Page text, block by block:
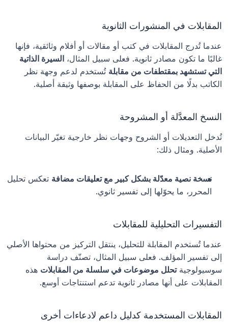
المقابلات في المنشورات الثانوية
غالبًا ما تكون مصادر ثانوية. فعلى سبيل المثال،
التي تستشهد بمقتطفات من مقابلة
الكاتب بدلًا من الحفاظ على المقابلة بوصفها وثيقة أصلية.
النسخ المعدَّلة أو المشروحة
الأصلية. ومثال ذلك:
نسخة نصية معدّلة بشكل كبير مع تعليقات مضافة
المحرر، ما يحوّلها إلى تفسير ثانوي.
التفسيرات التحليلية للمقابلات
سوسيولوجية تحلل موضوعات في سلسلة من المقابلات
المقابلات على أنها مصادر ثانوية تدعم استنتاجات أوسع.
المقابلات المستخدمة كدليل داعم لادعاءات أخرى